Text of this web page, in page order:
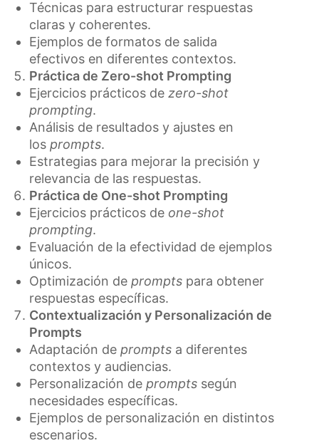
Técnicas para estructurar respuestas
claras y coherentes.
Ejemplos de formatos de salida
efectivos en diferentes contextos.
Práctica de Zero-shot Prompting
Ejercicios prácticos de zero-shot
prompting.
Análisis de resultados y ajustes en
los prompts.
Estrategias para mejorar la precisión y
relevancia de las respuestas.
Práctica de One-shot Prompting
Ejercicios prácticos de one-shot
prompting.
Evaluación de la efectividad de ejemplos
únicos.
Optimización de promptspara obtener
respuestas específicas.
Contextualización y Personalización de
Prompts
Adaptación de promptsa diferentes
contextos y audiencias.
Personalización de promptssegún
necesidades específicas.
Ejemplos de personalización en distintos
escenarios.